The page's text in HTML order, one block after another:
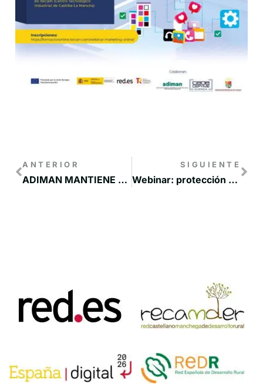
ANTERIOR
ADIMAN MANTIENE UNA REUNIÓN DE COORDINACIÓN CON EL DIRECTOR GENERAL DE DESARROLLO RURAL PARA EL PRÓXIMO PROGRAMA LEADER
SIGUIENTE
Webinar: protección de los datos personales